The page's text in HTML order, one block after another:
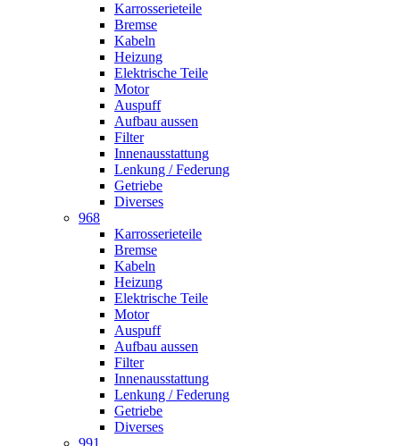
Karrosserieteile
Bremse
Kabeln
Heizung
Elektrische Teile
Motor
Auspuff
Aufbau aussen
Filter
Innenausstattung
Lenkung / Federung
Getriebe
Diverses
968
Karrosserieteile
Bremse
Kabeln
Heizung
Elektrische Teile
Motor
Auspuff
Aufbau aussen
Filter
Innenausstattung
Lenkung / Federung
Getriebe
Diverses
991